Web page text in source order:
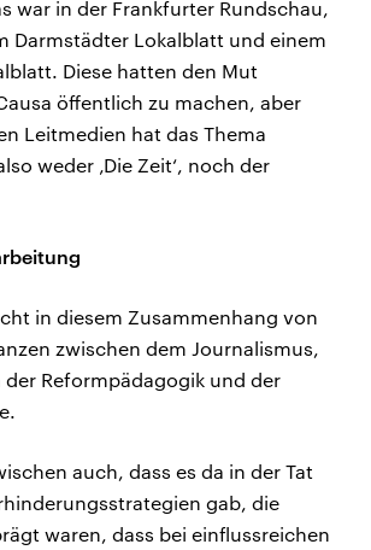
war in der Frankfurter Rundschau,
Darmstädter Lokalblatt und einem
Diese hatten den Mut
öffentlich zu machen, aber
Leitmedien hat das Thema
weder ‚Die Zeit‘, noch der
in diesem Zusammenhang von
zwischen dem Journalismus,
der Reformpädagogik und der
auch, dass es da in der Tat
gab, die
waren, dass bei einflussreichen